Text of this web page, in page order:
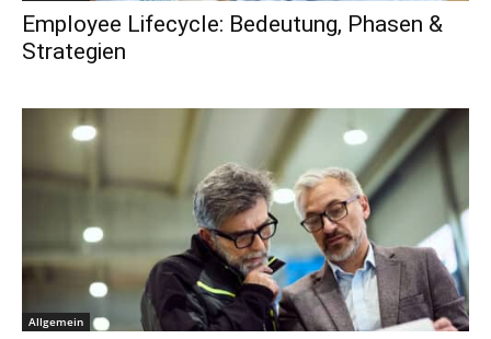
Employee Lifecycle: Bedeutung, Phasen &
Strategien
Allgemein